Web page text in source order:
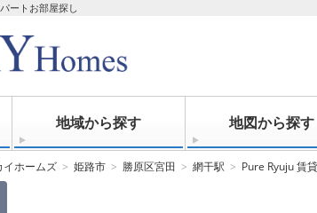
ートお部屋探し
地域から探す 地図から探す
イホームズ 姫路市 勝原区宮田 網干駅 Pure Ryuju 賃